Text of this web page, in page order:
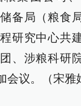
备局（粮食
研究中心共
、涉粮科研
议。（宋雅